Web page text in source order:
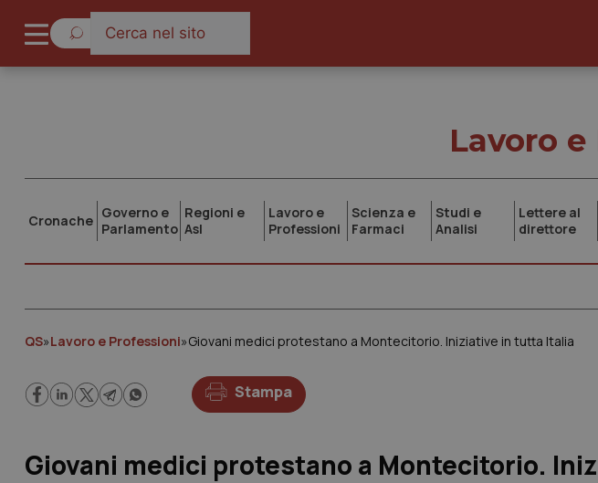
Lavoro
Cronache Governo e
Parlamento
Regioni e
Asl
Lavoro e
Professioni
Scienza e
Farmaci
Studi e
Analisi
Lettere al
direttore
QS»Lavoro e Professioni»Giovani medici protestano a Montecitorio. Iniziative in tutta Italia
Stampa
Giovani medici protestano a Montecitorio.